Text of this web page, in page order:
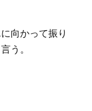
向かって振り
う。